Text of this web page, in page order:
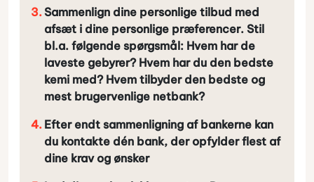
Sammenlign dine personlige tilbud med
afsæt i dine personlige præferencer. Stil
bl.a. følgende spørgsmål: Hvem har de
laveste gebyrer? Hvem har du den bedste
kemi med? Hvem tilbyder den bedste og
mest brugervenlige netbank?
Efter endt sammenligning af bankerne kan
du kontakte dén bank, der opfylder flest af
dine krav og ønsker